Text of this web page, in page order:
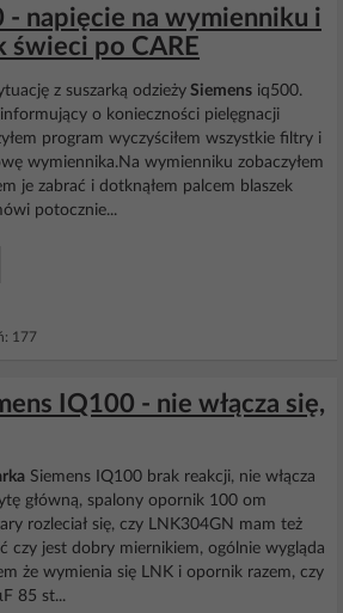
- napięcie na wymienniku i
świeci po CARE
z suszarką odzieży Siemens iq500.
o konieczności pielęgnacji
program wyczyściłem wszystkie filtry i
wymiennika.Na wymienniku zobaczyłem
je zabrać i dotknąłem palcem blaszek
potocznie...
177
IQ100 - nie włącza się,
Siemens IQ100 brak reakcji, nie włącza
główną, spalony opornik 100 om
rozleciał się, czy LNK304GN mam też
czy jest dobry miernikiem, ogólnie wygląda
że wymienia się LNK i opornik razem, czy
85 st...